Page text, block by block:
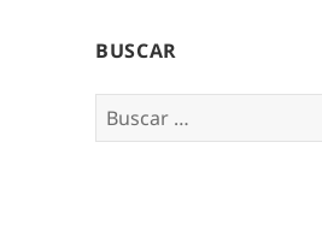
BUSCAR
Buscar: